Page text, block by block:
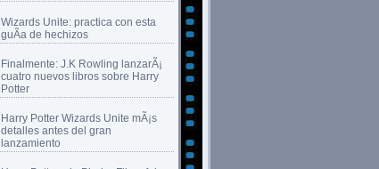
Wizards Unite: practica con esta
guÃ­a de hechizos
Finalmente: J.K Rowling lanzarÃ¡
cuatro nuevos libros sobre Harry
Potter
Harry Potter Wizards Unite mÃ¡s
detalles antes del gran
lanzamiento